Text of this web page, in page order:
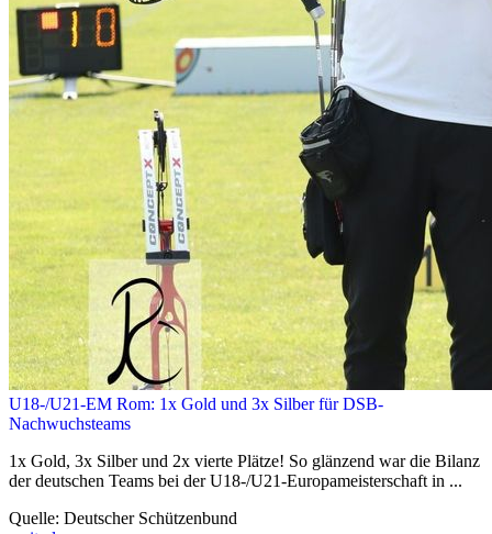
U18-/U21-EM Rom: 1x Gold und 3x Silber für DSB-
Nachwuchsteams
1x Gold, 3x Silber und 2x vierte Plätze! So glänzend war die Bilanz
der deutschen Teams bei der U18-/U21-Europameisterschaft in ...
Quelle: Deutscher Schützenbund